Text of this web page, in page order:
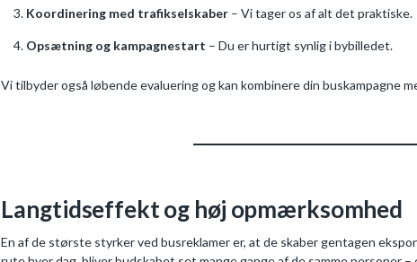
Koordinering med trafikselskaber – Vi tager os af alt det praktiske.
Opsætning og kampagnestart – Du er hurtigt synlig i bybilledet.
Vi tilbyder også løbende evaluering og kan kombinere din buskampagne
Langtidseffekt og høj opmærksomhed
En af de største styrker ved busreklamer er, at de skaber gentagen